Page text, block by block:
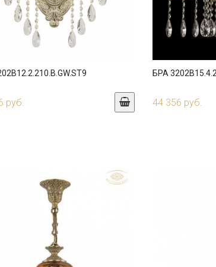
руб.
БРА
44 356 руб.